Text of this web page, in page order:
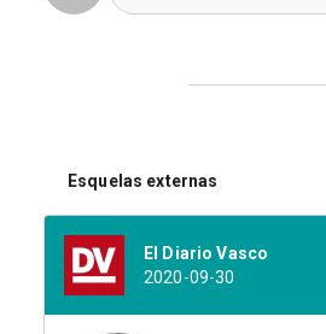
Esquelas externas
El Diario Vasco
2020-09-30